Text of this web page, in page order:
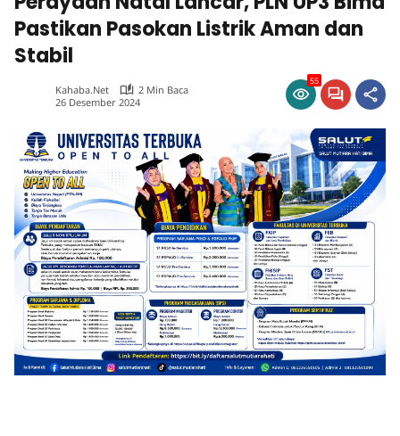
Pastikan Pasokan Listrik Aman dan
Stabil
Kahaba.net
2 Min Baca
26 Desember 2024
55